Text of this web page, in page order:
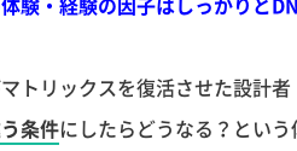
トリックスを復活させた設計者
条件にしたらどうなる？とい